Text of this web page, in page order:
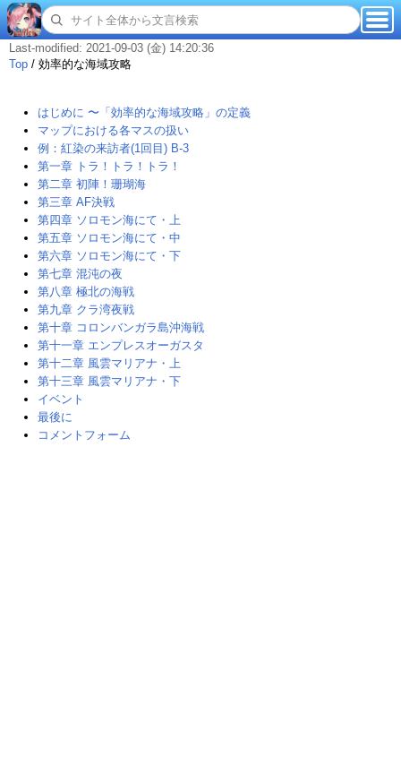
Last-modified: 2021-09-03 (金) 14:20:36
Top / 効率的な海域攻略
はじめに 〜「効率的な海域攻略」の定義
マップにおける各マスの扱い
例：紅染の来訪者(1回目) B-3
第一章 トラ！トラ！トラ！
第二章 初陣！珊瑚海
第三章 AF決戦
第四章 ソロモン海にて・上
第五章 ソロモン海にて・中
第六章 ソロモン海にて・下
第七章 混沌の夜
第八章 極北の海戦
第九章 クラ湾夜戦
第十章 コロンバンガラ島沖海戦
第十一章 エンプレスオーガスタ
第十二章 風雲マリアナ・上
第十三章 風雲マリアナ・下
イベント
最後に
コメントフォーム